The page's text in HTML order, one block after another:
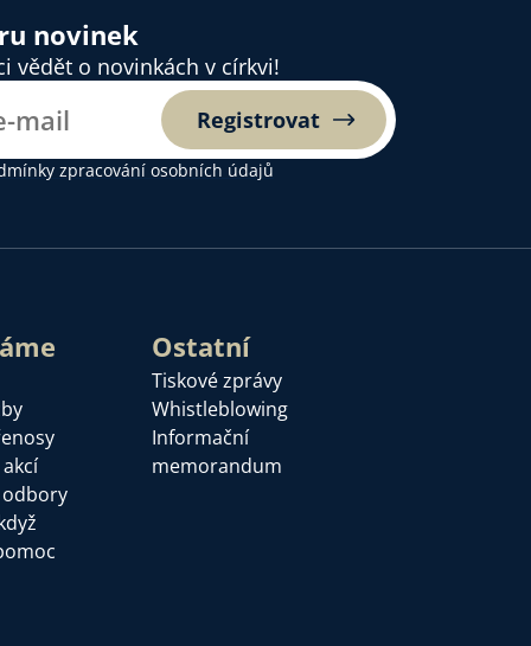
novinek
vědět o novinkách v církvi!
Registrovat
zpracování osobních údajů
Ostatní
Tiskové zprávy
Whistleblowing
Informační
memorandum